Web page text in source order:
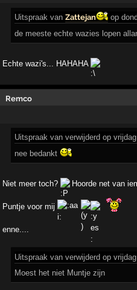
Uitspraak vanZattejan
op
de meeste echte wazies lopen
Echte wazi's... HAHAHA
Remco
Uitspraak van verwijderd op
nee bedankt
Niet meer toch? Hoorde net van
Puntje voor mij
enne....
Uitspraak van verwijderd op
Moest het niet Muntje zijn